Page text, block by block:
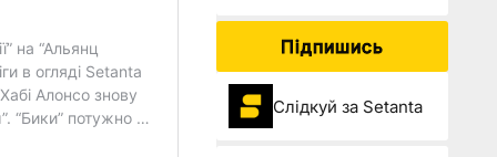
Підпишись
Слідкуй за Setanta